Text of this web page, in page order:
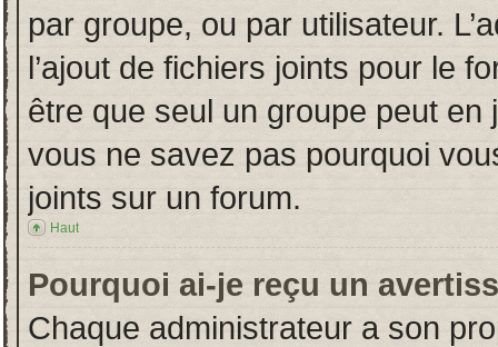
par groupe, ou par utilisateur.
l’ajout de fichiers joints pour le
être que seul un groupe peut en
vous ne savez pas pourquoi
joints sur un forum.
Haut
Pourquoi ai-je reçu un
Chaque administrateur a son